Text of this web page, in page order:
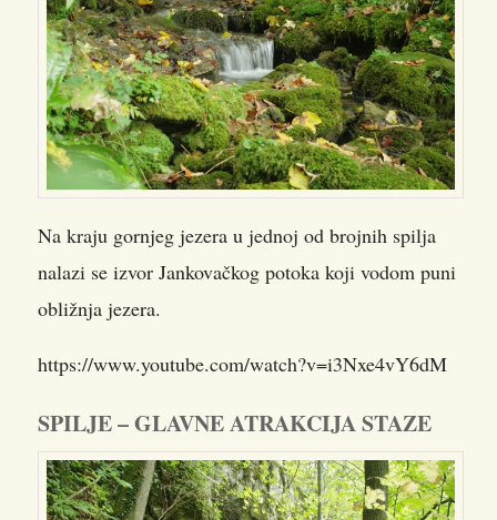
Na kraju gornjeg jezera u jednoj od brojnih spilja
nalazi se izvor Jankovačkog potoka koji vodom puni
obližnja jezera.
https://www.youtube.com/watch?v=i3Nxe4vY6dM
SPILJE – GLAVNE ATRAKCIJA STAZE